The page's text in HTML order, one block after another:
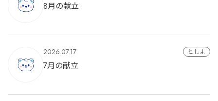
8月の献立
2026.07.17 としま
7月の献立